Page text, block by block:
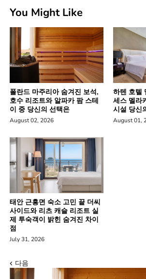
You Might Like
폴란드 마주리아 숨겨진 보석,
호수 리조트와 알파카 팜 스테
이 중 당신의 선택은
August 02, 2026
하텐 호텔
세스 멜라
시설 당신
August 01,
태안 근흥면 숙소 고민 끝 더씨
사이드와 리츠 캐슬 리조트 실
제 투숙객이 밝힌 숨겨진 차이
점
July 31, 2026
다음